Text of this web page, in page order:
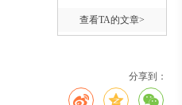
查看TA的文章>
分享到：